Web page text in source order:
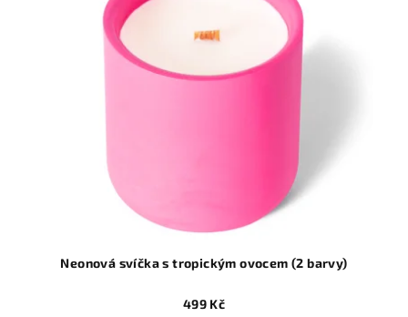
Neonová svíčka s tropickým ovocem (2 barvy)
499 Kč